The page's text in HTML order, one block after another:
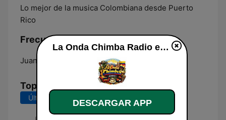
Lo mejor de la musica Colombiana desde Puerto
Rico
Frecuencias La Onda Chimba Radio:
Juana Díaz:
Top Canciones
Últimos 7 días
La Onda Chimba Radio en vivo
DESCARGAR APP